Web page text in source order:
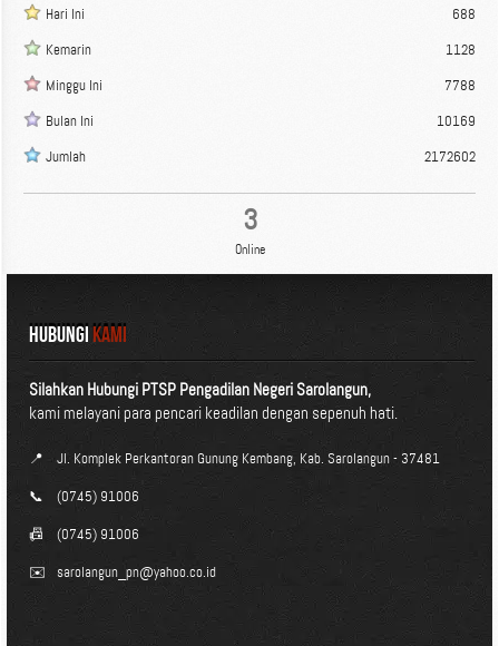
Hari Ini
688
Kemarin
1128
Minggu Ini
7788
Bulan Ini
10169
Jumlah
2172602
3
Online
HUBUNGIKAMI
Silahkan Hubungi PTSP Pengadilan Negeri Sarolangun,
kami melayani para pencari keadilan dengan sepenuh hati.
📍
Jl. Komplek Perkantoran Gunung Kembang, Kab. Sarolangun - 37481
📞
(0745) 91006
📠
(0745) 91006
✉️
sarolangun_pn@yahoo.co.id